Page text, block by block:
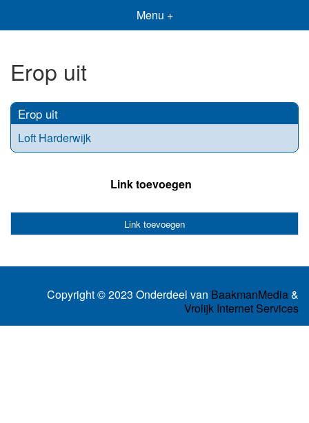
Menu +
Erop uit
Erop uit
Loft Harderwijk
Link toevoegen
Link toevoegen
Copyright © 2023 Onderdeel van BaakmanMedia&
Vrolijk Internet Services